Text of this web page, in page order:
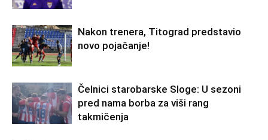
Nakon trenera, Titograd predstavio
novo pojačanje!
Čelnici starobarske Sloge: U sezoni
pred nama borba za viši rang
takmičenja